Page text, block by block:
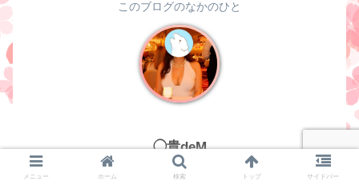
このブログのなかのひと
◯貴deM
旅行が大好きなOLです(^^)
メニュー ホーム 検索 トップ サイドバー